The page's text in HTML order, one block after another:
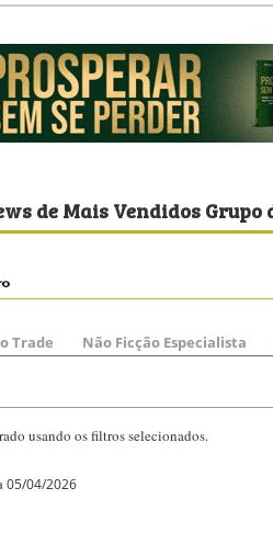
de Mais Vendidos Grupo
Trade Não Ficção Especialista
usando os filtros selecionados.
05/04/2026